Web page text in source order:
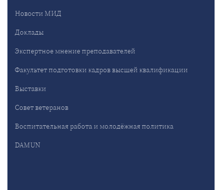
Новости МИД
Доклады
Экспертное мнение преподавателей
Факультет подготовки кадров высшей квалификации
Выставки
Совет ветеранов
Воспитательная работа и молодёжная политика
DAMUN